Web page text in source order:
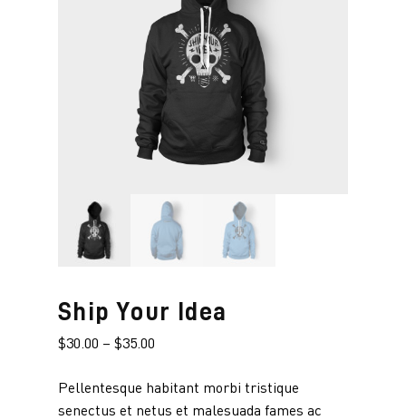
Ship Your Idea
$30.00 – $35.00
Pellentesque habitant morbi tristique
senectus et netus et malesuada fames ac